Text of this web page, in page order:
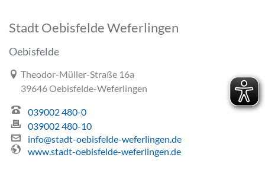
Stadt Oebisfelde Weferlingen
Oebisfelde
Link zur Google-Maps Navigation
Theodor-Müller-Straße 16a
39646 Oebisfelde-Weferlingen
039002 480-0
039002 480-10
info@stadt-oebisfelde-weferlingen.de
www.stadt-oebisfelde-weferlingen.de